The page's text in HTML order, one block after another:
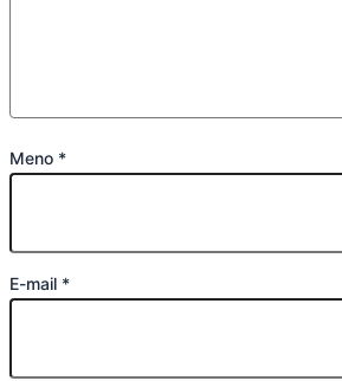
Meno *
E-mail *